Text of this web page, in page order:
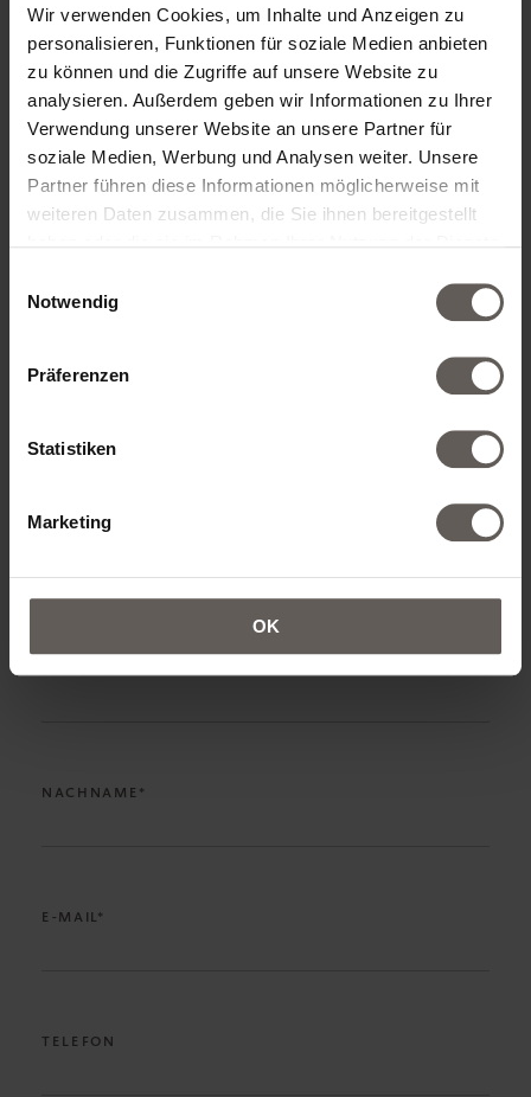
Wir verwenden Cookies, um Inhalte und Anzeigen zu
personalisieren, Funktionen für soziale Medien anbieten
zu können und die Zugriffe auf unsere Website zu
analysieren. Außerdem geben wir Informationen zu Ihrer
Verwendung unserer Website an unsere Partner für
soziale Medien, Werbung und Analysen weiter. Unsere
Partner führen diese Informationen möglicherweise mit
weiteren Daten zusammen, die Sie ihnen bereitgestellt
Notwendig
Präferenzen
Statistiken
Marketing
OK
VERPFLEGUNG*
ZIMMERKATEGORIE*
ZIMMER HINZUFÜGEN
KONTAKTDATEN
NACHNAME*
E-MAIL*
TELEFON